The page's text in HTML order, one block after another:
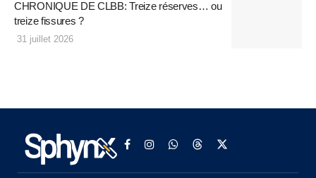
CHRONIQUE DE CLBB: Treize réserves… ou
treize fissures ?
31 juillet 2026